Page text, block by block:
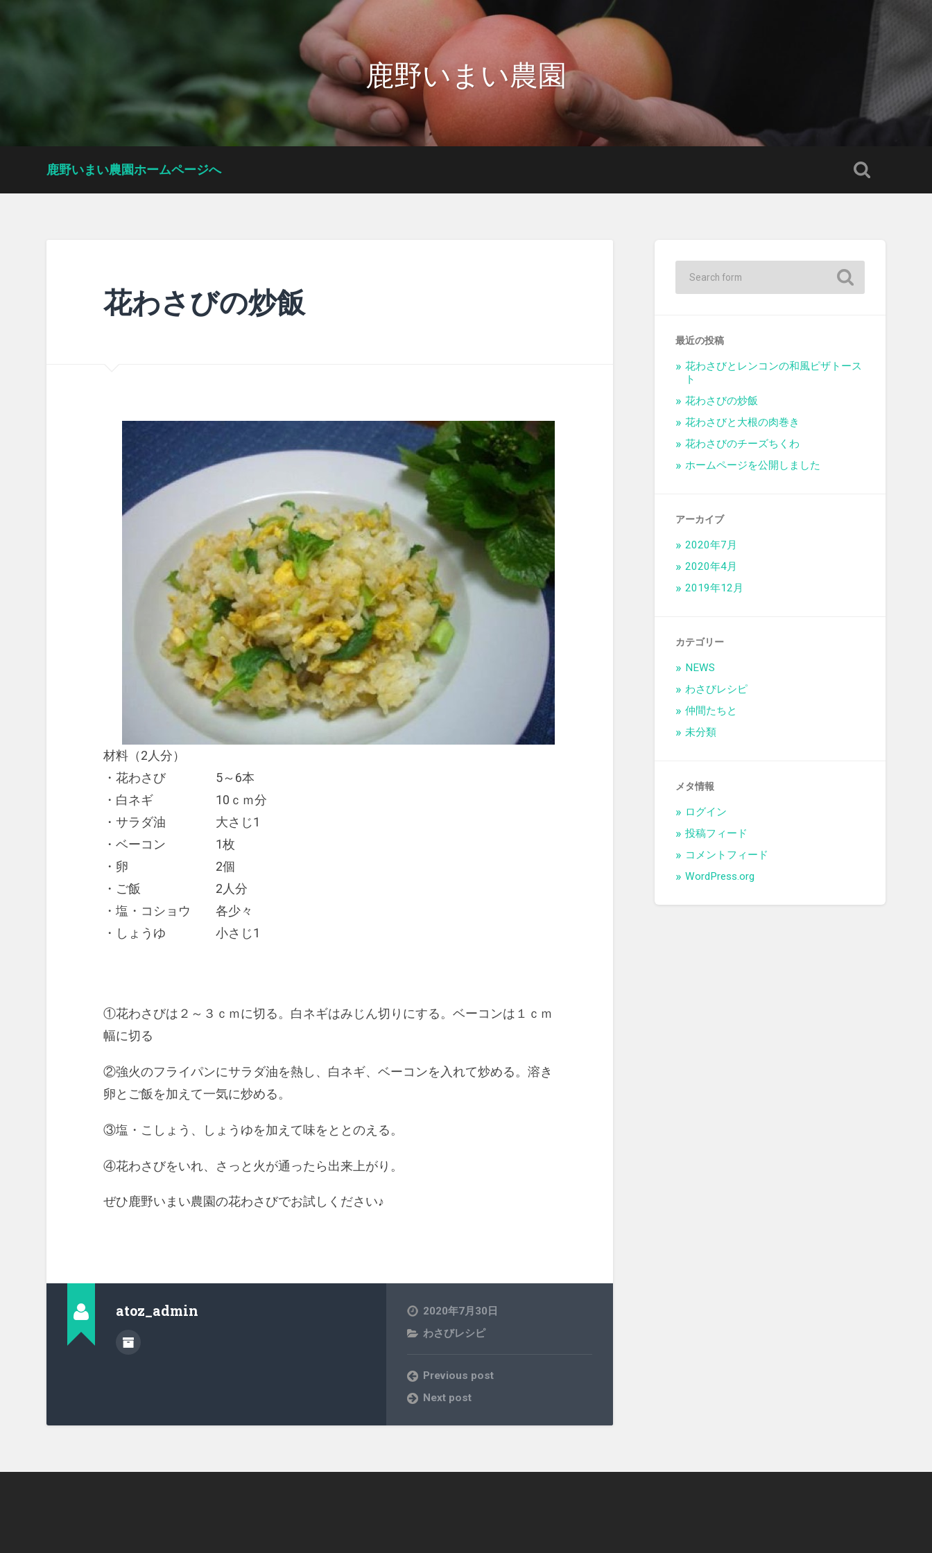
鹿野いまい農園
鹿野いまい農園ホームページへ
花わさびの炒飯
材料（2人分）
・花わさび 5～6本
・白ネギ 10ｃｍ分
・サラダ油 大さじ1
・ベーコン 1枚
・卵 2個
・ご飯 2人分
・塩・コショウ 各少々
・しょうゆ 小さじ1
①花わさびは２～３ｃｍに切る。白ネギはみじん切りにする。ベーコンは１ｃｍ
幅に切る
②強火のフライパンにサラダ油を熱し、白ネギ、ベーコンを入れて炒める。溶き
卵とご飯を加えて一気に炒める。
③塩・こしょう、しょうゆを加えて味をととのえる。
④花わさびをいれ、さっと火が通ったら出来上がり。
ぜひ鹿野いまい農園の花わさびでお試しください♪
atoz_admin
2020年7月30日
わさびレシピ
Previous post
Next post
最近の投稿
花わさびとレンコンの和風ピザトース
ト
花わさびの炒飯
花わさびと大根の肉巻き
花わさびのチーズちくわ
ホームページを公開しました
アーカイブ
2020年7月
2020年4月
2019年12月
カテゴリー
NEWS
わさびレシピ
仲間たちと
未分類
メタ情報
ログイン
投稿フィード
コメントフィード
WordPress.org